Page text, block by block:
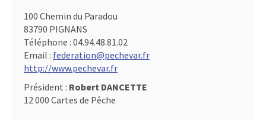
100 Chemin du Paradou
83790 PIGNANS
Téléphone : 04.94.48.81.02
Email : federation@pechevar.fr
http://www.pechevar.fr
Président : Robert DANCETTE
12 000 Cartes de Pêche